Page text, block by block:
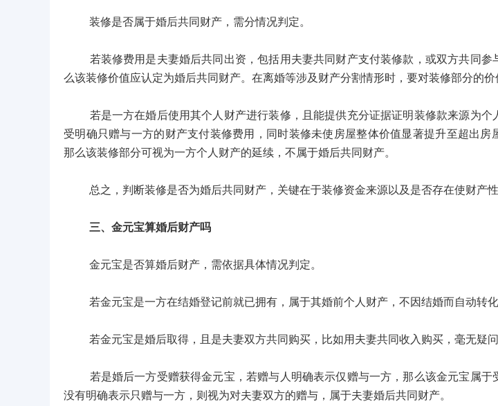
装修是否属于婚后共同财产，需分情况判定。
若装修费用是夫妻婚后共同出资，包括用夫妻共同财产支付装修款，或双方共同参
么该装修价值应认定为婚后共同财产。在离婚等涉及财产分割情形时，要对装修部分的价
若是一方在婚后使用其个人财产进行装修，且能提供充分证据证明装修款来源为个
受明确只赠与一方的财产支付装修费用，同时装修未使房屋整体价值显著提升至超出房
那么该装修部分可视为一方个人财产的延续，不属于婚后共同财产。
总之，判断装修是否为婚后共同财产，关键在于装修资金来源以及是否存在使财产性
三、金元宝算婚后财产吗
金元宝是否算婚后财产，需依据具体情况判定。
若金元宝是一方在结婚登记前就已拥有，属于其婚前个人财产，不因结婚而自动转化
若金元宝是婚后取得，且是夫妻双方共同购买，比如用夫妻共同收入购买，毫无疑问
若是婚后一方受赠获得金元宝，若赠与人明确表示仅赠与一方，那么该金元宝属于
没有明确表示只赠与一方，则视为对夫妻双方的赠与，属于夫妻婚后共同财产。